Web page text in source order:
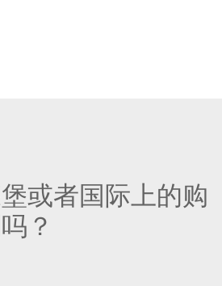
或者国际上的购
？